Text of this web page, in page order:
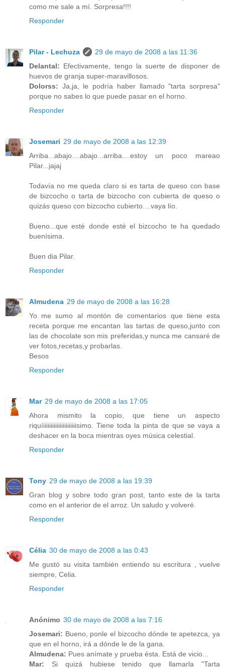
como me sale a mí. Sorpresa!!!!
Responder
Pilar - Lechuza
29 de mayo de 2008 a las 11:36
Delantal: Efectivamente, tengo la suerte de disponer de
huevos de granja super-maravillosos.
Dolorss: Ja,ja, le podría haber llamado "tarta sorpresa"
porque no sabes lo que puede pasar en el horno.
Responder
Josemari 29 de mayo de 2008 a las 12:39
Arriba...abajo....abajo...arriba....estoy un poco mareao
Pilar...jajaj
Todavía no me queda claro si es tarta de queso con base
de bizcocho o tarta de bizcocho con cubierta de queso o
quizás queso con bizcocho cubierto....vaya lío.
Bueno...que esté donde esté el bizcocho te ha quedado
buenísima.
Buen dia Pilar.
Responder
Almudena 29 de mayo de 2008 a las 16:28
Yo me sumo al montón de comentarios que tiene esta
receta porque me encantan las tartas de queso,junto con
las de chocolate son mis preferidas,y nunca me cansaré de
ver fotos,recetas,y probarlas.
Besos
Responder
Mar 29 de mayo de 2008 a las 17:05
Ahora mismito la copio, que tiene un aspecto
riquíiiiiiiiiiiiiiiiiiiiiiisimo. Tiene toda la pinta de que se vaya a
deshacer en la boca mientras oyes música celestial.
Responder
Tony 29 de mayo de 2008 a las 19:39
Gran blog y sobre todo gran post, tanto este de la tarta
como en el anterior de el arroz. Un saludo y volveré.
Responder
Célia 30 de mayo de 2008 a las 0:43
Me gustó su visita también entiendo su escritura , vuelve
siempre, Celia.
Responder
Anónimo 30 de mayo de 2008 a las 7:16
Josemari: Bueno, ponle el bizcocho dónde te apetezca, ya
que en el horno, irá a dónde le de la gana.
Almudena: Pues anímate y prueba ésta. Está de vicio...
Mar: Si quizá hubiese tenido que llamarla "Tarta